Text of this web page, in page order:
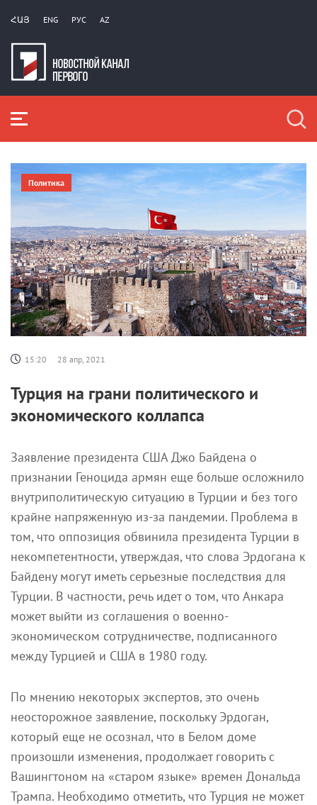
ՀԱՅ ENG РУС AZ
Политика
15:20 28 апр, 2021
Турция на грани политического и
экономического коллапса
Заявление президента США Джо Байдена о
признании Геноцида армян еще больше осложнило
внутриполитическую ситуацию в Турции и без того
крайне напряженную из-за пандемии. Проблема в
том, что оппозиция обвинила президента Турции в
некомпетентности, утверждая, что слова Эрдогана к
Байдену могут иметь серьезные последствия для
Турции. В частности, речь идет о том, что Анкара
может выйти из соглашения о военно-
экономическом сотрудничестве, подписанного
между Турцией и США в 1980 году.
По мнению некоторых экспертов, это очень
неосторожное заявление, поскольку Эрдоган,
который еще не осознал, что в Белом доме
произошли изменения, продолжает говорить с
Вашингтоном на «старом языке» времен Дональда
Трампа. Необходимо отметить, что Турция не может